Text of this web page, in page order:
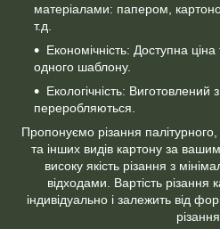
матеріалами: папером,
т.д.
Економічність: Доступна ціна
одного шаблону.
Екологічність: Виготовлений
переробляються.
Пропонуємо різання
та інших видів картону за
високу якість різання з
відходами. Вартість різання
індивідуально і залежить від
різання.